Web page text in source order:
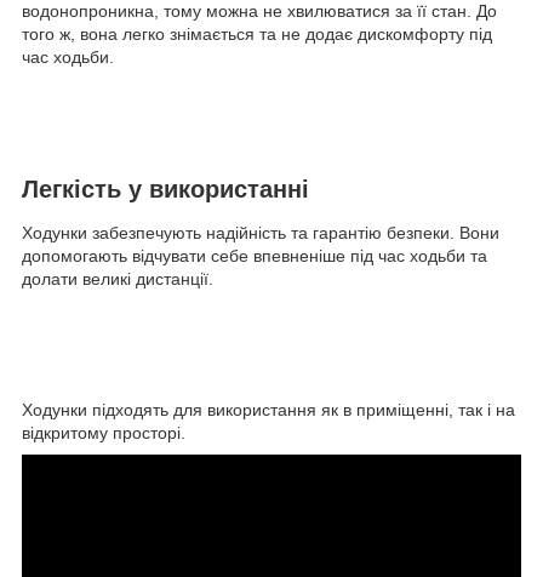
водонопроникна, тому можна не хвилюватися за її стан. До
того ж, вона легко знімається та не додає дискомфорту під
час ходьби.
Легкість у використанні
Ходунки забезпечують надійність та гарантію безпеки. Вони
допомогають відчувати себе впевненіше під час ходьби та
долати великі дистанції.
Ходунки підходять для використання як в приміщенні, так і на
відкритому просторі.